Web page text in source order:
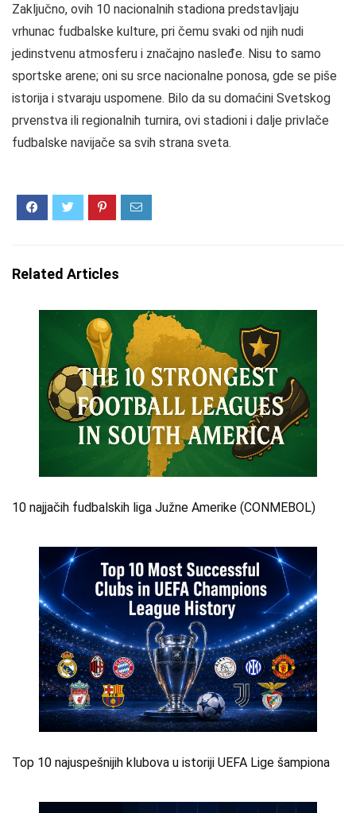
Zaključno, ovih 10 nacionalnih stadiona predstavljaju
vrhunac fudbalske kulture, pri čemu svaki od njih nudi
jedinstvenu atmosferu i značajno nasleđe. Nisu to samo
sportske arene; oni su srce nacionalne ponosa, gde se piše
istorija i stvaraju uspomene. Bilo da su domaćini Svetskog
prvenstva ili regionalnih turnira, ovi stadioni i dalje privlače
fudbalske navijače sa svih strana sveta.
Related Articles
10 najjačih fudbalskih liga Južne Amerike (CONMEBOL)
Top 10 najuspešnijih klubova u istoriji UEFA Lige šampiona